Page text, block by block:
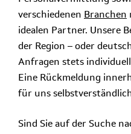
verschiedenen Branchen
idealen Partner. Unsere
der Region – oder
Anfragen stets
Eine Rückmeldung
für uns
Sind Sie auf der Suche